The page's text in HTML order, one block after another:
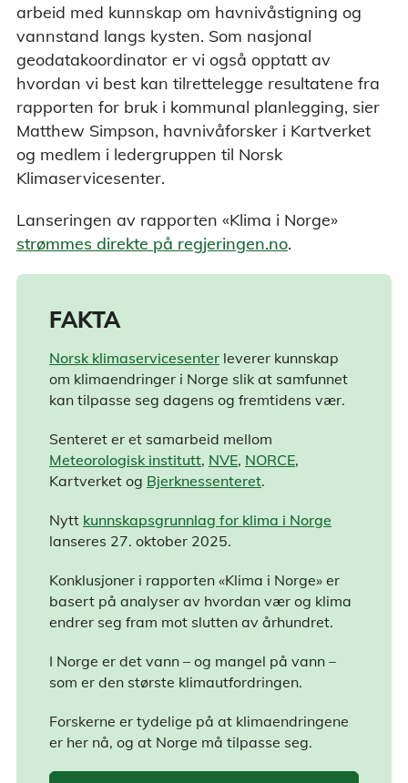
arbeid med kunnskap om havnivåstigning og
vannstand langs kysten. Som nasjonal
geodatakoordinator er vi også opptatt av
hvordan vi best kan tilrettelegge resultatene fra
rapporten for bruk i kommunal planlegging, sier
Matthew Simpson, havnivåforsker i Kartverket
og medlem i ledergruppen til Norsk
Klimaservicesenter.
Lanseringen av rapporten «Klima i Norge»
strømmes direkte på regjeringen.no.
FAKTA
Norsk klimaservicesenter leverer kunnskap
om klimaendringer i Norge slik at samfunnet
kan tilpasse seg dagens og fremtidens vær.
Senteret er et samarbeid mellom
Meteorologisk institutt, NVE, NORCE,
Kartverket og Bjerknessenteret.
Nytt kunnskapsgrunnlag for klima i Norge
lanseres 27. oktober 2025.
Konklusjoner i rapporten «Klima i Norge» er
basert på analyser av hvordan vær og klima
endrer seg fram mot slutten av århundret.
I Norge er det vann – og mangel på vann –
som er den største klimautfordringen.
Forskerne er tydelige på at klimaendringene
er her nå, og at Norge må tilpasse seg.